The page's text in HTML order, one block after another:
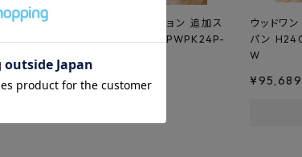
ウッドワン 無垢の木のパーテーション 追加ス
パン H2400mm 金具ブラック色 PWPK24P-
¥95,689 税込
ウッドワ
パン
W
¥95,689